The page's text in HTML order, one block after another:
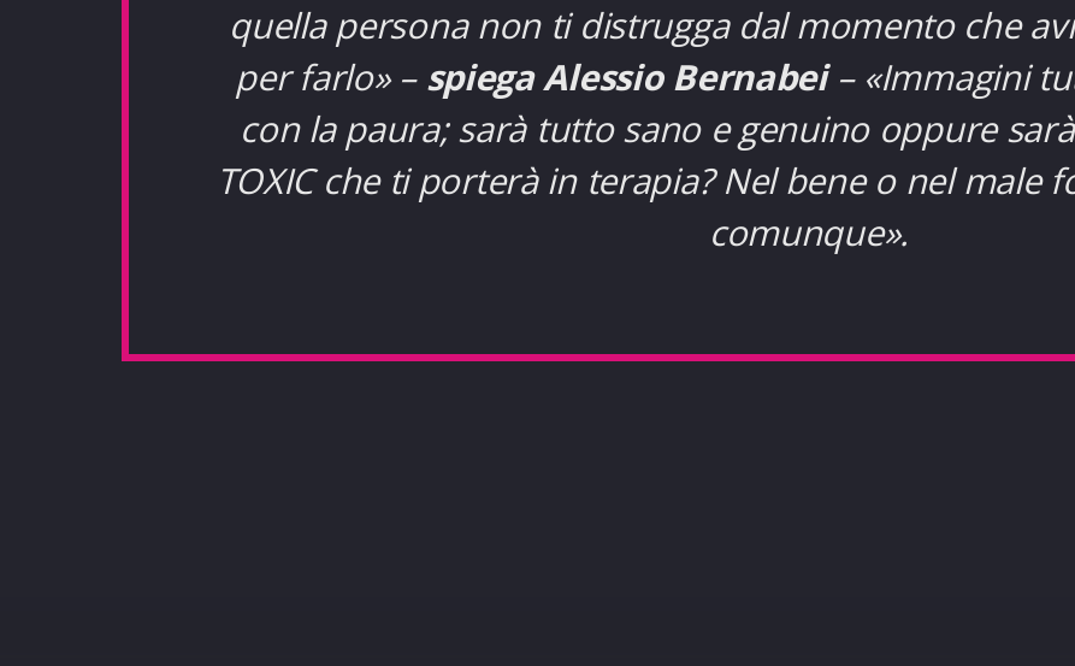
quella persona non ti distrugga dal momento che
per farlo»– spiega Alessio Bernabei– «Immagini
con la paura; sarà tutto sano e genuino oppure
TOXIC che ti porterà in terapia? Nel bene o nel male
comunque».